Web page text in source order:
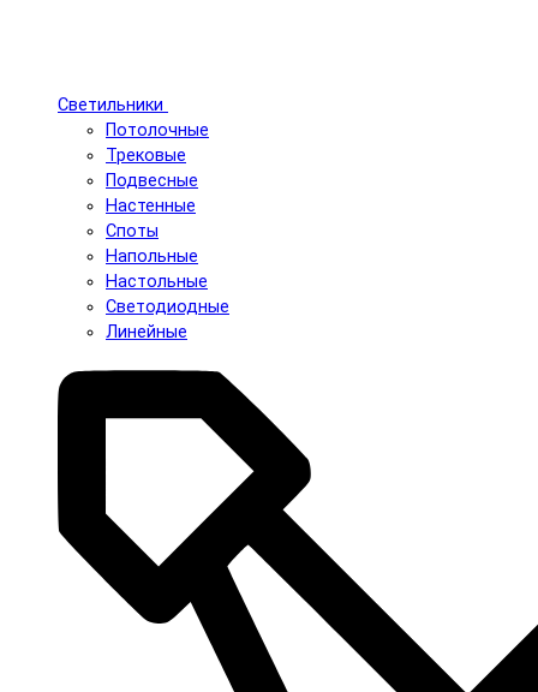
Светильники
Потолочные
Трековые
Подвесные
Настенные
Споты
Напольные
Настольные
Светодиодные
Линейные